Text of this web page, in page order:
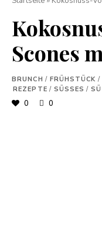
Scones
BRUNCH / FRÜHSTÜCK /
REZEPTE / SÜSSES /
0 0